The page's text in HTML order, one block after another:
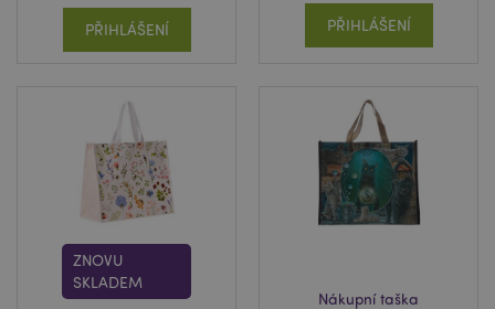
PŘIHLÁŠENÍ PŘIHLÁŠENÍ
ZNOVU
SKLADEM
Nákupní taška